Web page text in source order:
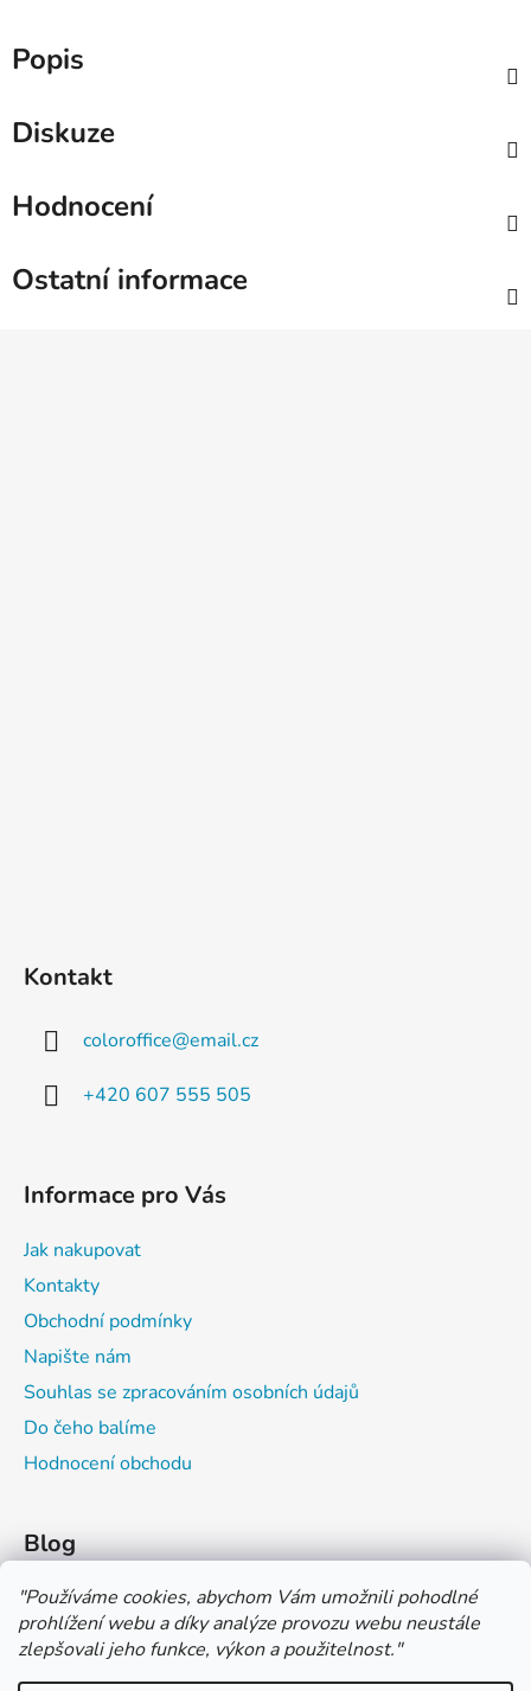
"Používáme cookies, abychom Vám umožnili pohodlné
prohlížení webu a díky analýze provozu webu neustále
zlepšovali jeho funkce, výkon a použitelnost."
Popis
Diskuze
Hodnocení
Ostatní informace
Kontakt
coloroffice@email.cz
+420 607 555 505
Informace pro Vás
Jak nakupovat
Kontakty
Obchodní podmínky
Napište nám
Souhlas se zpracováním osobních údajů
Do čeho balíme
Hodnocení obchodu
Blog
Čím můžeš psát do sešitu?
Jak na číslování sešitů
Značení tvrdosti grafitových tužek